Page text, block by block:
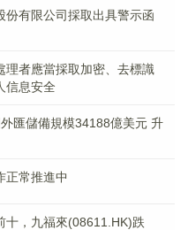
份有限公司採取出具警示函
理者應當採取加密、去標識
信息安全
匯儲備規模34188億美元 升
正常推進中
十，九福來(08611.HK)跌